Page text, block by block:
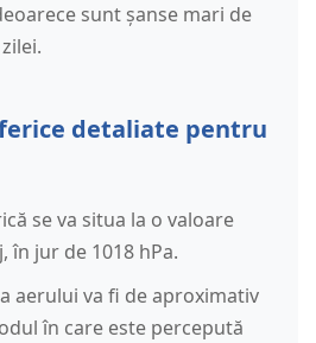
sunt șanse mari de
detaliate pentru
se va situa la o valoare
în jur de 1018 hPa.
aerului va fi de aproximativ
în care este percepută